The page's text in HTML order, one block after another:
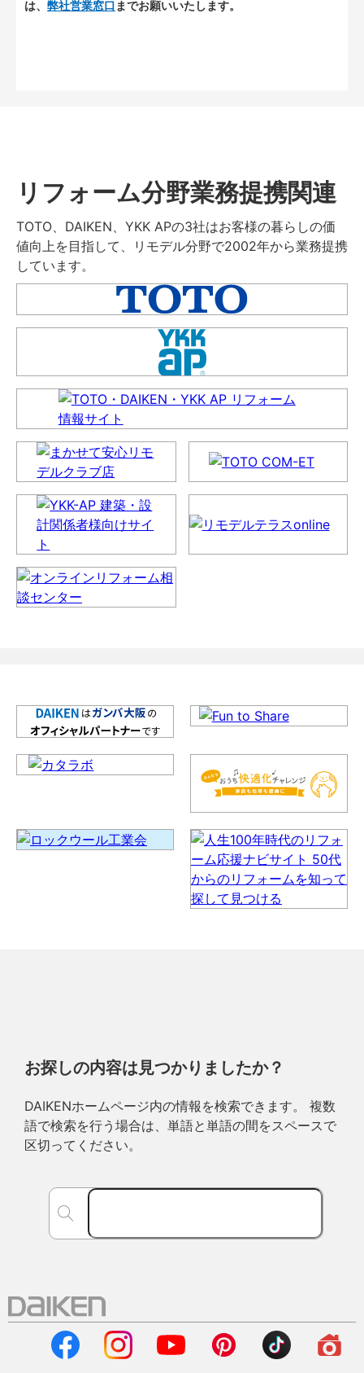
は、 弊社営業窓口 までお願いいたします。
リフォーム分野業務提携関連
TOTO、DAIKEN、YKK APの3社はお客様の暮らしの価
値向上を目指して、リモデル分野で2002年から業務提携
しています。
お探しの内容は見つかりましたか？
DAIKENホームページ内の情報を検索できます。 複数
語で検索を行う場合は、単語と単語の間をスペースで
区切ってください。